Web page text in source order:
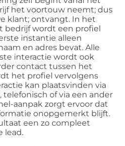
het voortouw neemt; dus
klant; ontvangt. In het
bedrijf wordt een profiel
instantie alleen
en adres bevat. Alle
interactie wordt ook
contact tussen het
het profiel vervolgens
kan plaatsvinden via
telefonisch of via een ander
aanpak zorgt ervoor dat
onopgemerkt blijft.
een zo compleet
lead.